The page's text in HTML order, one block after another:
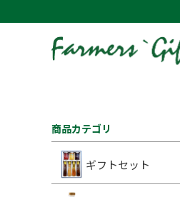
商品カテゴリ
ギフトセット